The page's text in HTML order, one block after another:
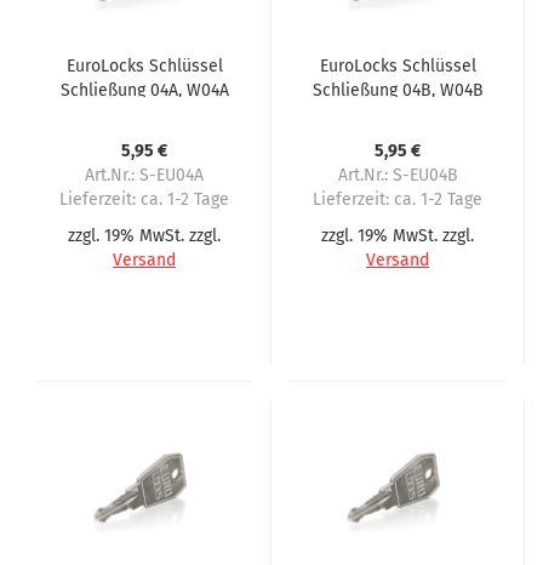
EuroLocks Schlüssel
Schließung 04A, W04A
5,95 €
Art.Nr.: S-EU04A
Lieferzeit: ca. 1-2 Tage
zzgl. 19% MwSt. zzgl.
Versand
EuroLocks Schlüssel
Schließung 04B, W04B
5,95 €
Art.Nr.: S-EU04B
Lieferzeit: ca. 1-2 Tage
zzgl. 19% MwSt. zzgl.
Versand